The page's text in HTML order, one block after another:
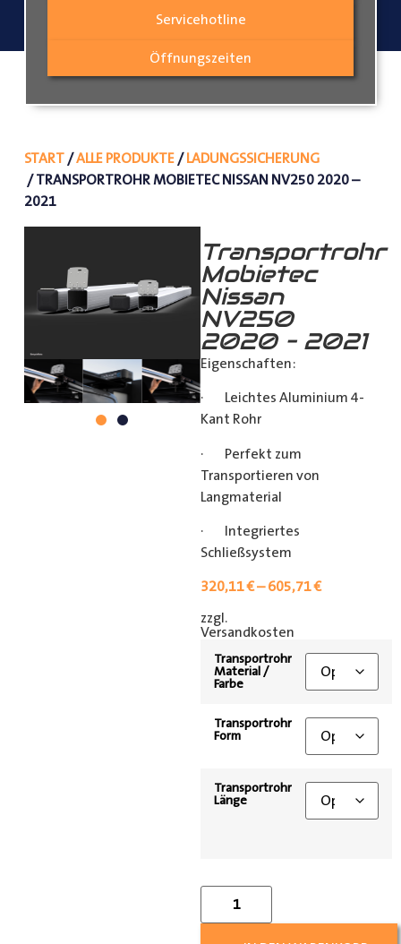
Servicehotline
Öffnungszeiten
START/ALLE PRODUKTE/LADUNGSSICHERUNG
/ TRANSPORTROHR MOBIETEC NISSAN NV250 2020 –
2021
Transportrohr
Mobietec
Nissan
NV250
2020 – 2021
Eigenschaften:
· Leichtes Aluminium 4-
Kant Rohr
· Perfekt zum
Transportieren von
Langmaterial
· Integriertes
Schließsystem
320,11€–605,71€
zzgl.
Versandkosten
Transportrohr
Material /
Farbe
Transportrohr
Form
Transportrohr
Länge